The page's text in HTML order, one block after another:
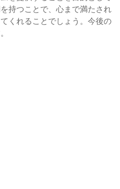
持つことで、心まで満たされ
くれることでしょう。今後の